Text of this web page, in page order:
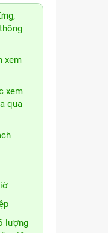
xem
xem
qua
lượng